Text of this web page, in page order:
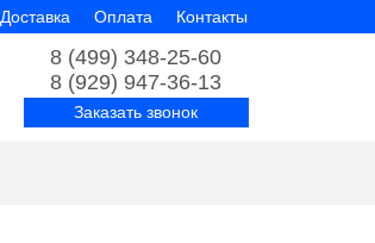
Доставка Оплата Контакты
8 (499) 348-25-60
8 (929) 947-36-13
Заказать звонок